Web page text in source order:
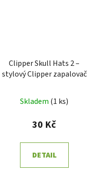
Clipper Skull Hats 2 –
stylový Clipper zapalovač
Skladem (1 ks)
30 Kč
DETAIL